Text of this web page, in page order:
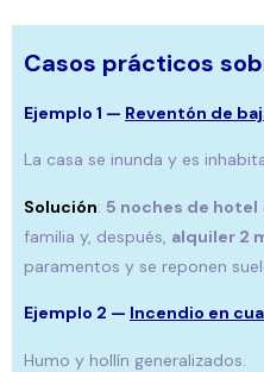
Casos prácticos
Ejemplo 1 — Reventón de
La casa se inunda y es
Solución: 5 noches de hotel
familia y, después, alquiler 2
paramentos y se reponen
Ejemplo 2 — Incendio en
Humo y hollín generalizados.